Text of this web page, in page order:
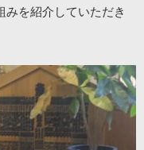
を紹介していただき